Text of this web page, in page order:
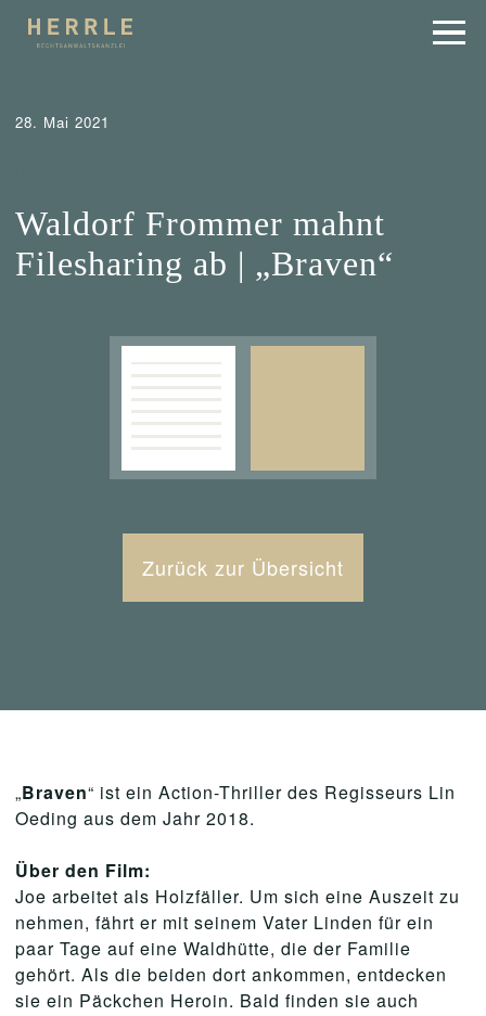
28. Mai 2021
Waldorf Frommer mahnt
Filesharing ab | „Braven“
Zurück zur Übersicht
„Braven“ ist ein Action-Thriller des Regisseurs Lin
Oeding aus dem Jahr 2018.
Über den Film:
Joe arbeitet als Holzfäller. Um sich eine Auszeit zu
nehmen, fährt er mit seinem Vater Linden für ein
paar Tage auf eine Waldhütte, die der Familie
gehört. Als die beiden dort ankommen, entdecken
sie ein Päckchen Heroin. Bald finden sie auch